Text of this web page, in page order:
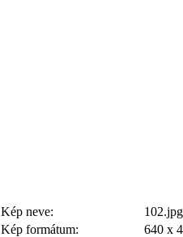
Kép neve:
102.jpg
Kép formátum:
640 x